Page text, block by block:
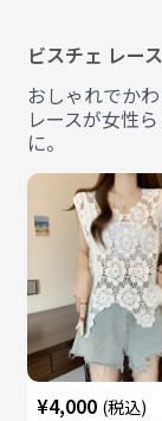
ビスチェ レース
おしゃれでか
レースが女性
に。
¥4,000 (税込)